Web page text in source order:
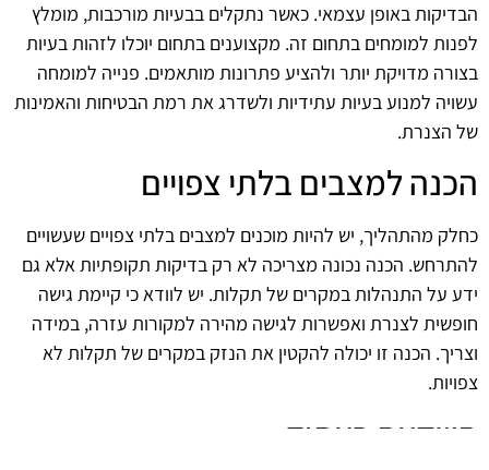
הבדיקות באופן עצמאי. כאשר נתקלים בבעיות מורכבות, מומלץ
לפנות למומחים בתחום זה. מקצוענים בתחום יוכלו לזהות בעיות
בצורה מדויקת יותר ולהציע פתרונות מותאמים. פנייה למומחה
עשויה למנוע בעיות עתידיות ולשדרג את רמת הבטיחות והאמינות
של הצנרת.
הכנה למצבים בלתי צפויים
כחלק מהתהליך, יש להיות מוכנים למצבים בלתי צפויים שעשויים
להתרחש. הכנה נכונה מצריכה לא רק בדיקות תקופתיות אלא גם
ידע על התנהלות במקרים של תקלות. יש לוודא כי קיימת גישה
חופשית לצנרת ואפשרות לגישה מהירה למקורות עזרה, במידה
וצריך. הכנה זו יכולה להקטין את הנזק במקרים של תקלות לא
צפויות.
השקעה בעתיד